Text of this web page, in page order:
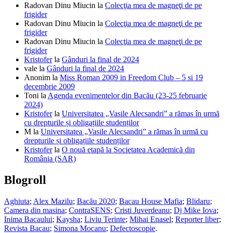
Radovan Dinu Miucin la Colecţia mea de magneţi de pe
frigider
Radovan Dinu Miucin la Colecţia mea de magneţi de pe
frigider
Radovan Dinu Miucin la Colecţia mea de magneţi de pe
frigider
Kristoferla Gânduri la final de 2024
vale la Gânduri la final de 2024
Anonim la Miss Roman 2009 in Freedom Club – 5 si 19
decembrie 2009
Toni la Agenda evenimentelor din Bacău (23-25 februarie
2024)
Kristoferla Universitatea „Vasile Alecsandri” a rămas în urmă
cu drepturile și obligațiile studenților
M la Universitatea „Vasile Alecsandri” a rămas în urmă cu
drepturile și obligațiile studenților
Kristoferla O nouă etapă la Societatea Academică din
România (SAR)
Blogroll
Aghiuta; Alex Mazilu; Bacău 2020; Bacau House Mafia; Blidaru;
Camera din masina; ContraSENS; Cristi Juverdeanu; Dj Mike Iova;
Inima Bacaului; Kaysha; Liviu Terinte; Mihai Enasel; Reporter liber;
Revista Bacau; Simona Mocanu; Defectoscopie.